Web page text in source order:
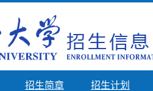
招生简章 招生计划